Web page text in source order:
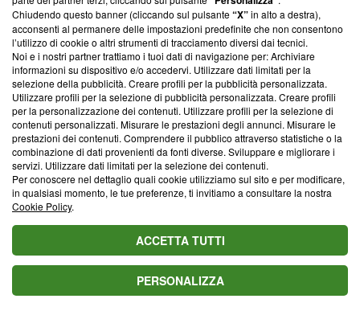
Su di noi
Team editoriale
Corporate
Redazione
Informativa Privacy
Cookie Policy
Blasting SA, IDI CHE-247.845.224, Via Carlo Frasca, 3 - 6900
Lugano (Svizzera) Tel:+39 0690258937
© 2026 Blasting News
Chiudendo questo banner (cliccando sul pulsante“X”in alto a destra),
acconsenti al permanere delle impostazioni predefinite che non consentono
l’utilizzo di cookie o altri strumenti di tracciamento diversi dai tecnici.
Noi e i nostri partner trattiamo i tuoi dati di navigazione per: Archiviare
informazioni su dispositivo e/o accedervi. Utilizzare dati limitati per la
selezione della pubblicità. Creare profili per la pubblicità personalizzata.
Utilizzare profili per la selezione di pubblicità personalizzata. Creare profili
per la personalizzazione dei contenuti. Utilizzare profili per la selezione di
contenuti personalizzati. Misurare le prestazioni degli annunci. Misurare le
prestazioni dei contenuti. Comprendere il pubblico attraverso statistiche o la
combinazione di dati provenienti da fonti diverse. Sviluppare e migliorare i
servizi. Utilizzare dati limitati per la selezione dei contenuti.
Per conoscere nel dettaglio quali cookie utilizziamo sul sito e per modificare,
in qualsiasi momento, le tue preferenze, ti invitiamo a consultare la nostra
Cookie Policy.
ACCETTA TUTTI
PERSONALIZZA